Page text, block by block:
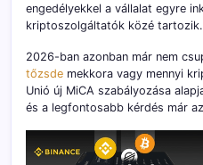
engedélyekkel a vállalat egyre
kriptoszolgáltatók közé tartozik.
2026-ban azonban már nem
tőzsde mekkora vagy mennyi
Unió új MiCA szabályozása
és a legfontosabb kérdés már